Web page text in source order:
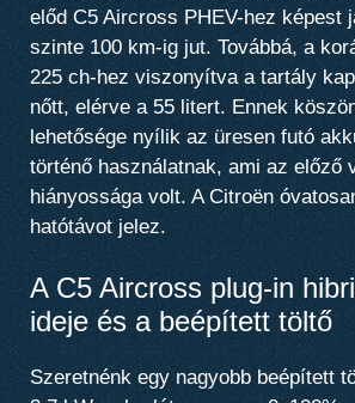
előd C5 Aircross PHEV-hez képest
szinte 100 km-ig jut. Továbbá, a
225 ch-hez viszonyítva a tartály
nőtt, elérve a 55 litert. Ennek
lehetősége nyílik az üresen futó
történő használatnak, ami az előző
hiányossága volt. A Citroën
hatótávot jelez.
A C5 Aircross plug-in
ideje és a beépített töltő
Szeretnénk egy nagyobb beépített